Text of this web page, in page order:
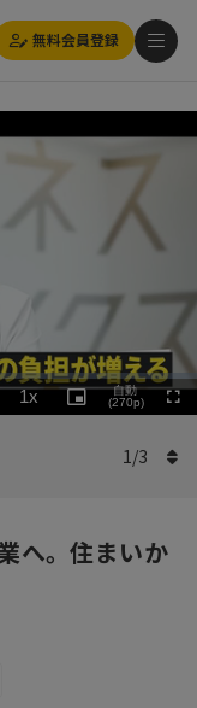
無料会員登録
1x
Playback
Rate
Picture-
in-
自動
(270p)
1/3
へ。住まいか